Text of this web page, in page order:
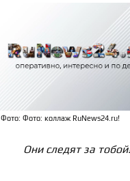
Фото: Фото: коллаж RuNews24.ru!
Они следят за